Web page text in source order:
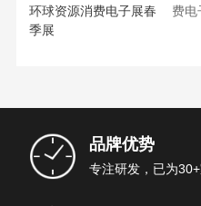
费电
品牌优势
专注研发，已为